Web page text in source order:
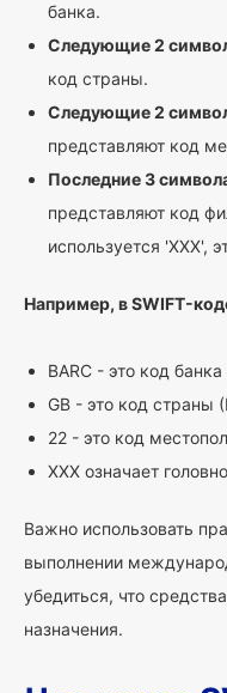
банка.
Следующие 2
код страны.
Следующие 2
представляют код
Последние 3
представляют код
используется 'XXX',
Например, в SWIFT-
BARC - это код
GB - это код страны
22 - это код
XXX означает
Важно использовать
выполнении
убедиться, что
назначения.